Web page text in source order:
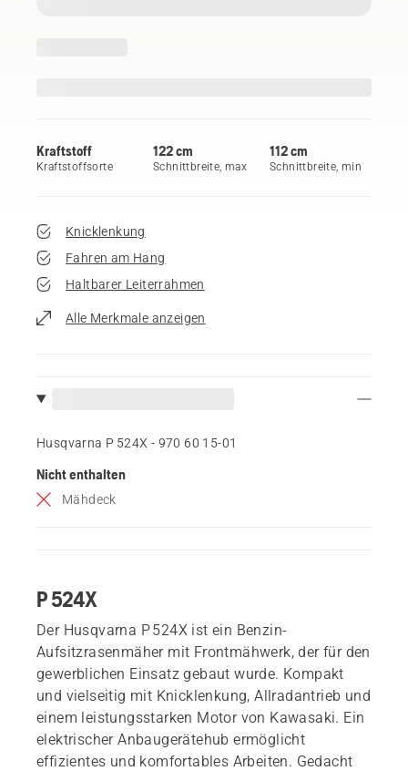
Kraftstoff
Kraftstoffsorte
122 cm
Schnittbreite, max
112 cm
Schnittbreite, min
Knicklenkung
Fahren am Hang
Haltbarer Leiterrahmen
Alle Merkmale anzeigen
Husqvarna P 524X - 970 60 15‑01
Nicht enthalten
Mähdeck
P 524X
Der Husqvarna P 524X ist ein Benzin-
Aufsitzrasenmäher mit Frontmähwerk, der für den
gewerblichen Einsatz gebaut wurde. Kompakt
und vielseitig mit Knicklenkung, Allradantrieb und
einem leistungsstarken Motor von Kawasaki. Ein
elektrischer Anbaugerätehub ermöglicht
effizientes und komfortables Arbeiten. Gedacht